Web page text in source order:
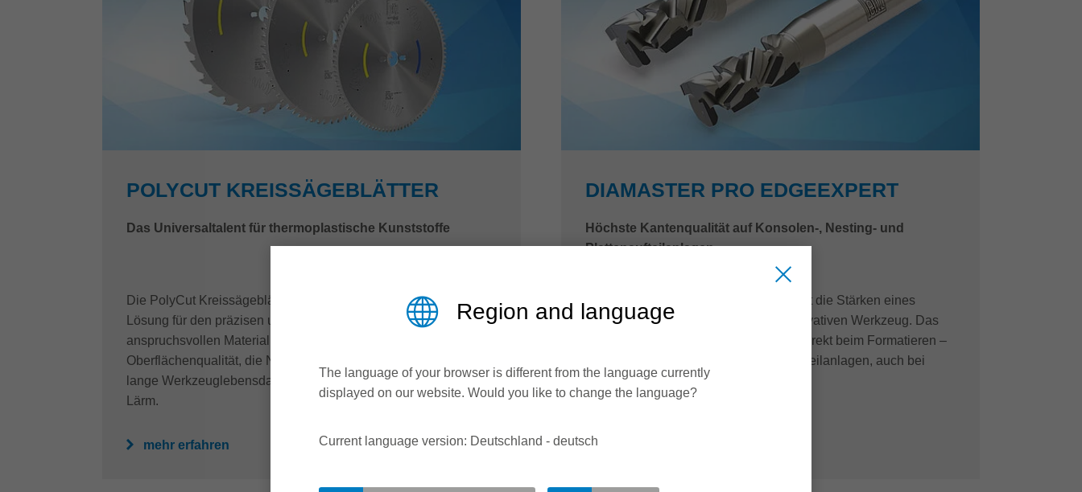
POLYCUT KREISSÄGEBLÄTTER
Das Universaltalent für thermoplastische Kunststoffe
Die PolyCut Kreissägeblätter von Leitz bieten eine innovative
Lösung für den präzisen und effizienten Zuschnitt von
anspruchsvollen Materialien. Sie gewährleisten eine hohe
Oberflächenqualität, die Nacharbeiten minimiert, bieten eine
lange Werkzeuglebensdauer und reduzieren gleichzeitig den
Lärm.
mehr erfahren
DIAMASTER PRO EDGEEXPERT
Höchste Kantenqualität auf Konsolen-, Nesting- und
Plattenaufteilanlagen
Der Diamaster PRO EdgeExpert vereint die Stärken eines
Format- und Fügefräsers in einem innovativen Werkzeug. Das
Ergebnis: erstklassige Kantenqualität direkt beim Formatieren –
auf Konsolen-, Nesting- und Plattenaufteilanlagen, auch bei
anspruchsvollen Oberflächen.
Region and language
The language of your browser is different from the language currently
displayed on our website. Would you like to change the language?
Current language version: Deutschland - deutsch